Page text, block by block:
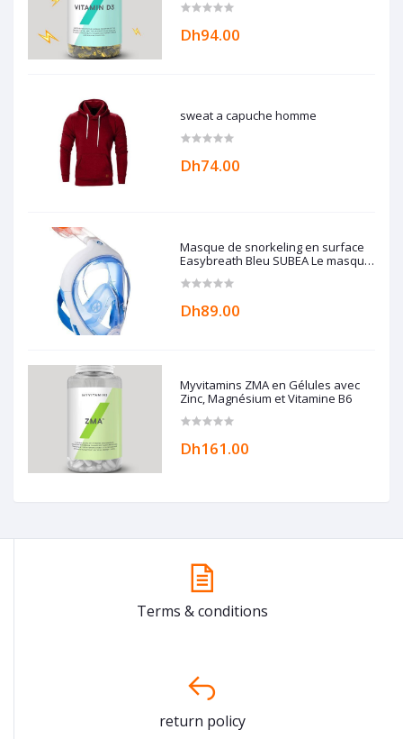
Dh94.00
sweat a capuche homme
Dh74.00
Masque de snorkeling en surface
Easybreath Bleu SUBEA Le masque
Dh89.00
Myvitamins ZMA en Gélules avec
Zinc, Magnésium et Vitamine B6
Dh161.00
Terms & conditions
return policy